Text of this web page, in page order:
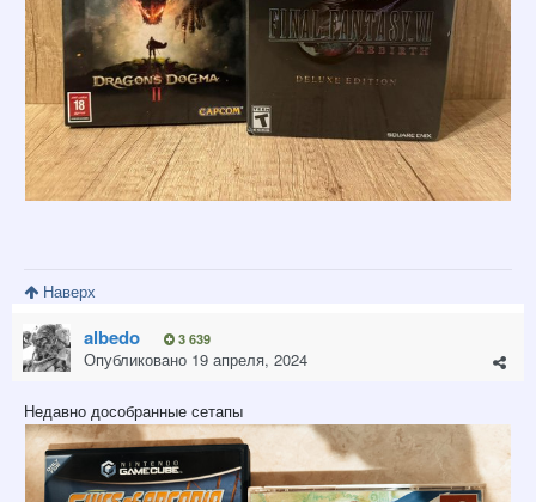
Наверх
albedo 3 639
Опубликовано 19 апреля, 2024
Недавно дособранные сетапы